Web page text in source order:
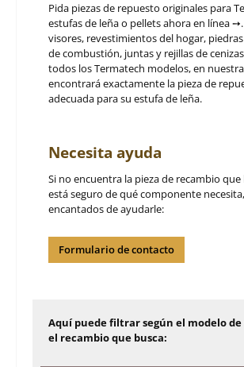
Pida piezas de repuesto originales para
estufas de leña o pellets ahora en línea
visores, revestimientos del hogar,
de combustión, juntas y rejillas de
todos los Termatech modelos, en
encontrará exactamente la pieza de
adecuada para su estufa de leña.
Necesita ayuda
Si no encuentra la pieza de recambio que
está seguro de qué componente
encantados de ayudarle:
Formulario de contacto
Aquí puede filtrar según el modelo de
el recambio que busca: